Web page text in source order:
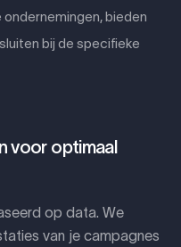
bieden
bij de specifieke
voor optimaal
op data. We
van je campagnes